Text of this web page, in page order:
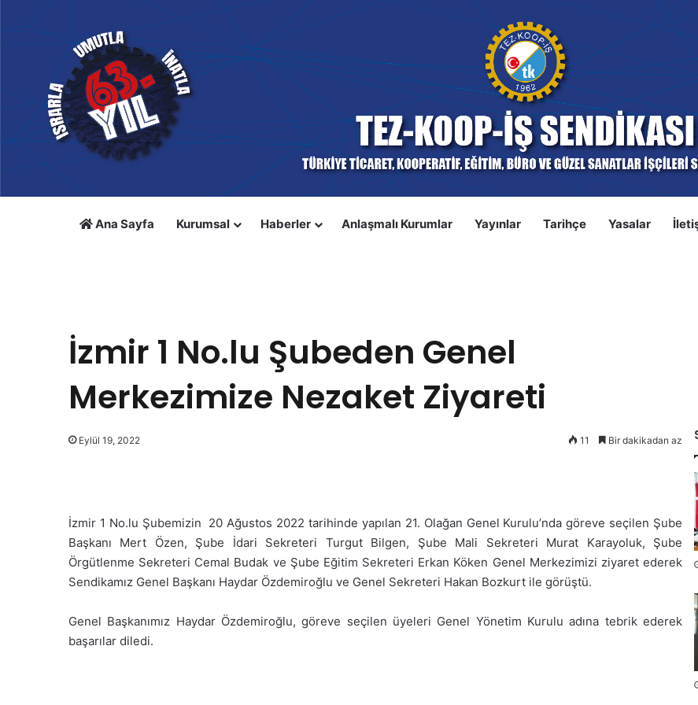
Ana Sayfa Kurumsal Haberler Anlaşmalı Kurumlar Yayınlar Tarihçe Yasalar
İzmir 1 No.lu Şubeden Genel
Merkezimize Nezaket Ziyareti
Eylül 19, 2022 11 Bir dakikadan az
İzmir 1 No.lu Şubemizin 20 Ağustos 2022 tarihinde yapılan 21. Olağan Genel Kurulu’nda göreve seçilen Şube
Başkanı Mert Özen, Şube İdari Sekreteri Turgut Bilgen, Şube Mali Sekreteri Murat Karayoluk, Şube
Örgütlenme Sekreteri Cemal Budak ve Şube Eğitim Sekreteri Erkan Köken Genel Merkezimizi ziyaret ederek
Sendikamız Genel Başkanı Haydar Özdemiroğlu ve Genel Sekreteri Hakan Bozkurt ile görüştü.
Genel Başkanımız Haydar Özdemiroğlu, göreve seçilen üyeleri Genel Yönetim Kurulu adına tebrik ederek
başarılar diledi.